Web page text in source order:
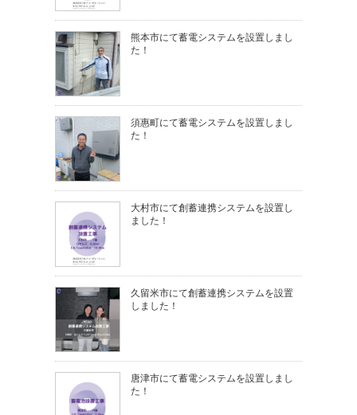
熊本市にて蓄電システムを設置しまし
た！
須惠町にて蓄電システムを設置しまし
た！
大村市にて創蓄連携システムを設置し
ました！
久留米市にて創蓄連携システムを設置
しました！
唐津市にて蓄電システムを設置しまし
た！